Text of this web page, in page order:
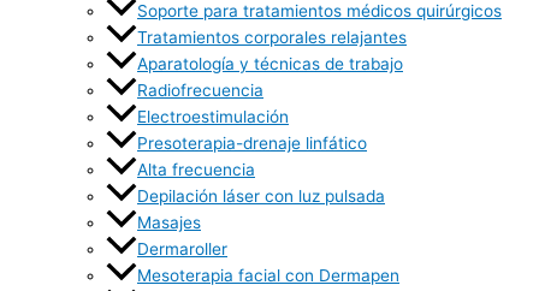
Soporte para tratamientos médicos quirúrgicos
Tratamientos corporales relajantes
Aparatología y técnicas de trabajo
Radiofrecuencia
Electroestimulación
Presoterapia-drenaje linfático
Alta frecuencia
Depilación láser con luz pulsada
Masajes
Dermaroller
Mesoterapia facial con Dermapen